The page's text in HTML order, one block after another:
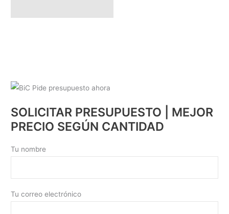
SOLICITAR PRESUPUESTO | MEJOR
PRECIO SEGÚN CANTIDAD
Tu nombre
Tu correo electrónico